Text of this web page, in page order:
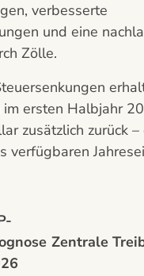
verbesserte
und eine
Zölle.
im ersten Halbjahr
zusätzlich zurück
verfügbaren
Zentrale